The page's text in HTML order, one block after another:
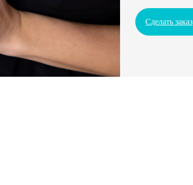
Сделать заказ